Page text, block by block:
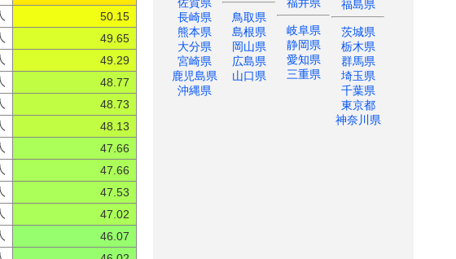
長崎県
熊本県
大分県
宮崎県
鹿児島県
沖縄県
鳥取県
島根県
岡山県
広島県
山口県
岐阜県
静岡県
愛知県
三重県
福島県
茨城県
栃木県
群馬県
埼玉県
千葉県
東京都
神奈川県
50.15
49.65
49.29
48.77
48.73
48.13
47.66
47.66
47.53
47.02
46.07